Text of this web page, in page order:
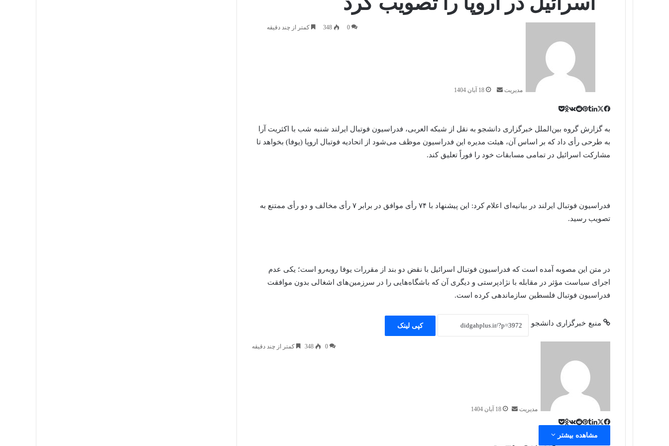
مدیریت 18 آبان 1404
0
348 کمتر از چند دقیقه
فیسبوک
ایکس
لینکداین
تامبلر
پینتریست
Reddit
VKontakte
Odnoklassniki
پاکت
به گزارش گروه بین‌الملل خبرگزاری دانشجو به نقل از شبکه العربی، فدراسیون فوتبال ایرلند شنبه شب با اکثریت آرا
به طرحی رأی داد که بر اساس آن، هیئت مدیره این فدراسیون موظف می‌شود از اتحادیه فوتبال اروپا (یوفا) بخواهد تا
مشارکت اسرائیل در تمامی مسابقات خود را فوراً تعلیق کند.
فدراسیون فوتبال ایرلند در بیانیه‌ای اعلام کرد: این پیشنهاد با ۷۴ رأی موافق در برابر ۷ رأی مخالف و دو رأی ممتنع به
تصویب رسید.
در متن این مصوبه آمده است که فدراسیون فوتبال اسرائیل با نقض دو بند از مقررات یوفا روبه‌رو است؛ یکی عدم
اجرای سیاست مؤثر در مقابله با نژادپرستی و دیگری آن که باشگاه‌هایی را در سرزمین‌های اشغالی بدون موافقت
فدراسیون فوتبال فلسطین سازماندهی کرده است.
منبع خبرگزاری دانشجو کپی لینک
مدیریت 18 آبان 1404
0
348 کمتر از چند دقیقه
فیسبوک
ایکس
لینکداین
تامبلر
پینتریست
Reddit
VKontakte
Odnoklassniki
پاکت
مشاهده بیشتر